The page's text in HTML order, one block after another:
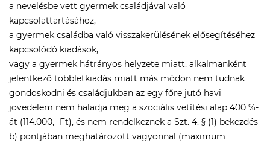
a nevelésbe vett gyermek családjával való
kapcsolattartásához,
a gyermek családba való visszakerülésének elősegítéséhez
kapcsolódó kiadások,
vagy a gyermek hátrányos helyzete miatt, alkalmanként
jelentkező többletkiadás miatt más módon nem tudnak
gondoskodni és családjukban az egy főre jutó havi
jövedelem nem haladja meg a szociális vetítési alap 400 %-
át (114.000,- Ft), és nem rendelkeznek a Szt. 4. § (1) bekezdés
b) pontjában meghatározott vagyonnal (maximum